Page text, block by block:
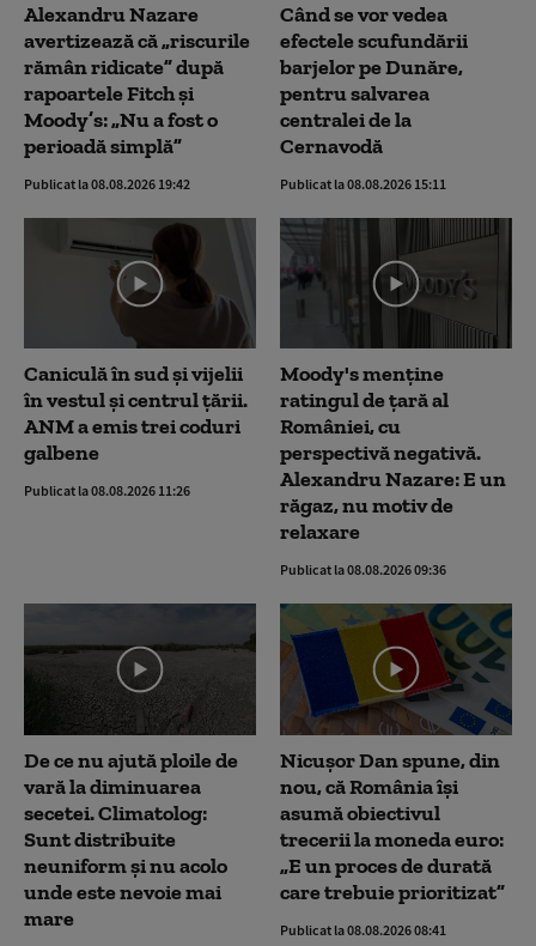
Alexandru Nazare
avertizează că „riscurile
rămân ridicate” după
rapoartele Fitch și
Moody’s: „Nu a fost o
perioadă simplă”
Publicat la 08.08.2026 19:42
Când se vor vedea
efectele scufundării
barjelor pe Dunăre,
pentru salvarea
centralei de la
Cernavodă
Publicat la 08.08.2026 15:11
Caniculă în sud și vijelii
în vestul și centrul țării.
ANM a emis trei coduri
galbene
Publicat la 08.08.2026 11:26
Moody's menține
ratingul de țară al
României, cu
perspectivă negativă.
Alexandru Nazare: E un
răgaz, nu motiv de
relaxare
Publicat la 08.08.2026 09:36
De ce nu ajută ploile de
vară la diminuarea
secetei. Climatolog:
Sunt distribuite
neuniform și nu acolo
unde este nevoie mai
mare
Nicușor Dan spune, din
nou, că România își
asumă obiectivul
trecerii la moneda euro:
„E un proces de durată
care trebuie prioritizat”
Publicat la 08.08.2026 08:41